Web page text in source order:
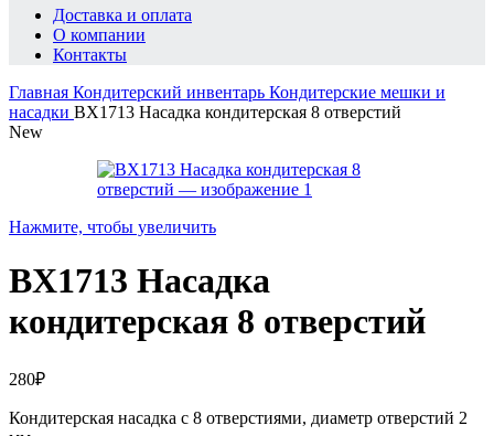
Доставка и оплата
О компании
Контакты
Главная Кондитерский инвентарь Кондитерские мешки и
насадки BX1713 Насадка кондитерская 8 отверстий
New
Нажмите, чтобы увеличить
BX1713 Насадка
кондитерская 8 отверстий
280₽
Кондитерская насадка с 8 отверстиями, диаметр отверстий 2